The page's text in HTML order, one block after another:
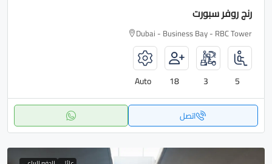
رنج روفر سبورت
Dubai - Business Bay - RBC Tower
5
3
18
Auto
اتصل